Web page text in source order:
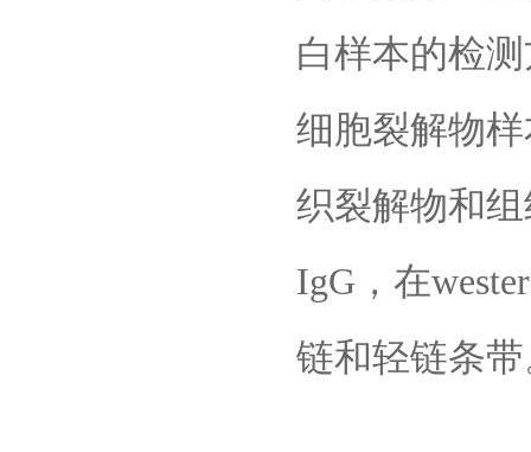
白样本的检
细胞裂解物
织裂解物和
IgG，在
链和轻链条